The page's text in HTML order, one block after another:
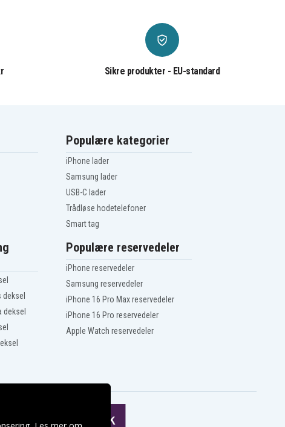
Sikre produkter - EU-standard
Populære kategorier
iPhone lader
Samsung lader
USB-C lader
Trådløse hodetelefoner
Smart tag
deksel
Populære reservedeler
iPhone reservedeler
Samsung reservedeler
iPhone 16 Pro Max reservedeler
iPhone 16 Pro reservedeler
Apple Watch reservedeler